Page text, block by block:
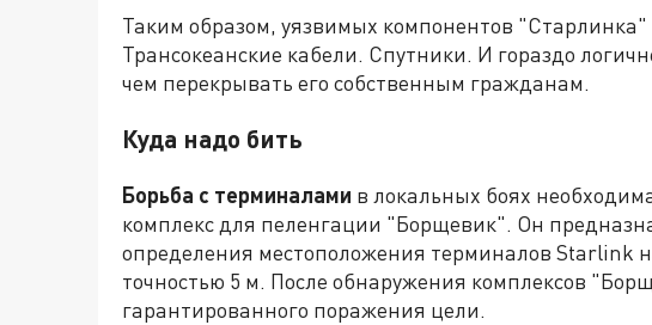
Таким образом, уязвимых компонентов
Трансокеанские кабели. Спутники. И гораздо
чем перекрывать его собственным гражданам.
Куда надо бить
Борьба с терминалами в локальных боях
комплекс для пеленгации "Борщевик". Он
определения местоположения терминалов Starlink
точностью 5 м. После обнаружения комплексов
гарантированного поражения цели.